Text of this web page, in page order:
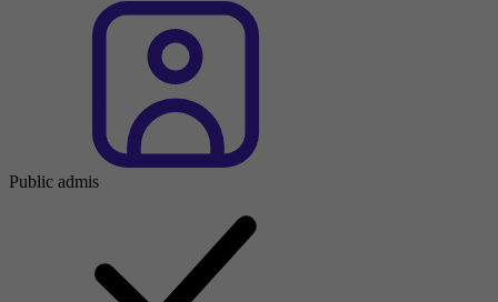
Public admis